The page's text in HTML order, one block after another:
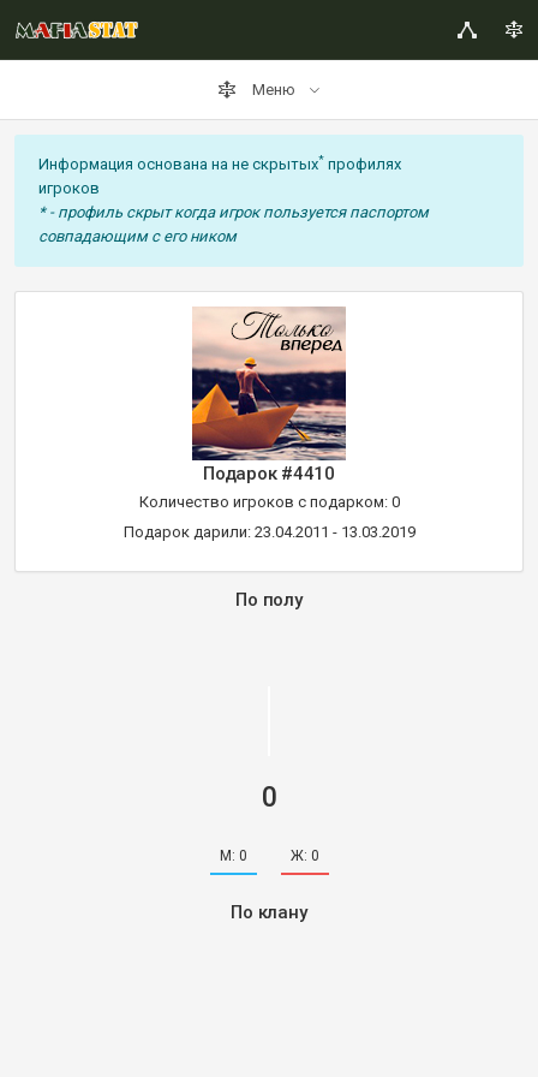
Меню
Информация основана на не скрытых* профилях
игроков
* - профиль скрыт когда игрок пользуется паспортом
совпадающим с его ником
Подарок #4410
Количество игроков с подарком: 0
Подарок дарили: 23.04.2011 - 13.03.2019
По полу
0
М: 0 Ж: 0
По клану